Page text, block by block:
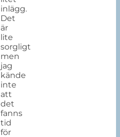
inlägg.
Det
är
lite
sorgligt
men
jag
kände
inte
att
det
fanns
tid
för